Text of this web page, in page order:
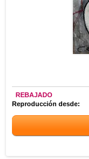
REBAJADO
Reproducción desde: